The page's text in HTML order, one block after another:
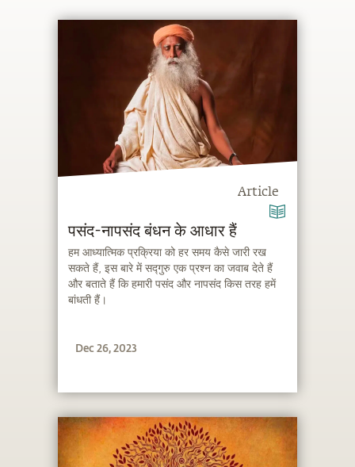
Article
पसंद-नापसंद बंधन के आधार हैं
हम आध्यात्मिक प्रक्रिया को हर समय कैसे जारी रख
सकते हैं, इस बारे में सद्गुरु एक प्रश्न का जवाब देते हैं
और बताते हैं कि हमारी पसंद और नापसंद किस तरह हमें
बांधती हैं।
Dec 26, 2023